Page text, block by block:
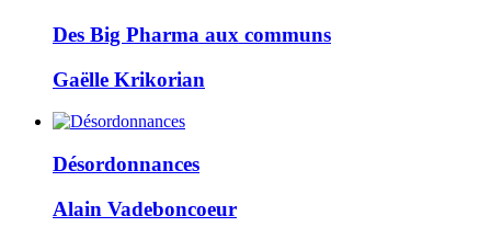
Des Big Pharma aux communs
Gaëlle Krikorian
Désordonnances
Alain Vadeboncoeur